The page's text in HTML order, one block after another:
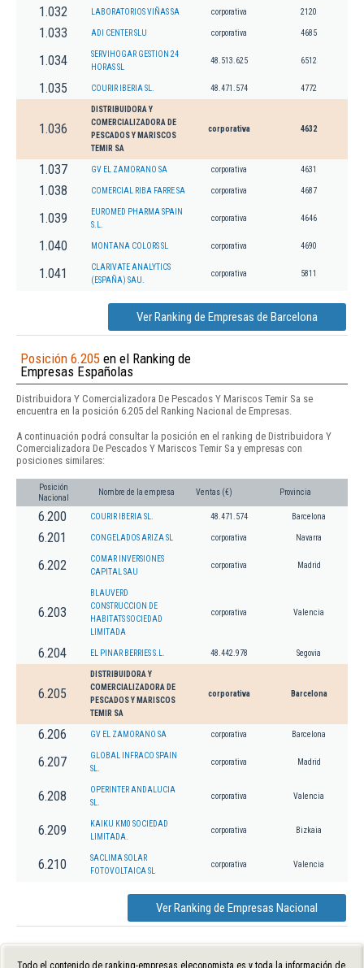
1.032 LABORATORIOS VIÑAS SA corporativa 2120
1.033 ADI CENTER SLU corporativa 4685
1.034
SERVIHOGAR GESTION 24
HORAS SL
48.513.625 6512
1.035 COURIR IBERIA SL. 48.471.574 4772
1.036
DISTRIBUIDORA Y
COMERCIALIZADORA DE
PESCADOS Y MARISCOS
TEMIR SA
corporativa 4632
1.037 GV EL ZAMORANO SA corporativa 4631
1.038 COMERCIAL RIBA FARRE SA corporativa 4687
1.039
EUROMED PHARMA SPAIN
S.L.
corporativa 4646
1.040 MONTANA COLORS SL corporativa 4690
1.041
CLARIVATE ANALYTICS
(ESPAÑA) SAU.
corporativa 5811
Ver Ranking de Empresas de Barcelona
Posición 6.205 en el Ranking de
Empresas Españolas
Distribuidora Y Comercializadora De Pescados Y Mariscos Temir Sa se
encuentra en la posición 6.205 del Ranking Nacional de Empresas.
A continuación podrá consultar la posición en el ranking de Distribuidora Y
Comercializadora De Pescados Y Mariscos Temir Sa y empresas con
posiciones similares:
Posición
Nacional
Nombre de la empresa Ventas (€) Provincia
6.200 COURIR IBERIA SL. 48.471.574 Barcelona
6.201 CONGELADOS ARIZA SL corporativa Navarra
6.202
COMAR INVERSIONES
CAPITAL SAU
corporativa Madrid
6.203
BLAUVERD
CONSTRUCCION DE
HABITATS SOCIEDAD
LIMITADA
corporativa Valencia
6.204 EL PINAR BERRIES S.L. 48.442.978 Segovia
6.205
DISTRIBUIDORA Y
COMERCIALIZADORA DE
PESCADOS Y MARISCOS
TEMIR SA
corporativa Barcelona
6.206 GV EL ZAMORANO SA corporativa Barcelona
6.207
GLOBAL INFRACO SPAIN
SL.
corporativa Madrid
6.208
OPERINTER ANDALUCIA
SL.
corporativa Valencia
6.209
KAIKU KM0 SOCIEDAD
LIMITADA.
corporativa Bizkaia
6.210
SACLIMA SOLAR
FOTOVOLTAICA SL
corporativa Valencia
Ver Ranking de Empresas Nacional
Todo el contenido de ranking-empresas.eleconomista.es y toda la información de